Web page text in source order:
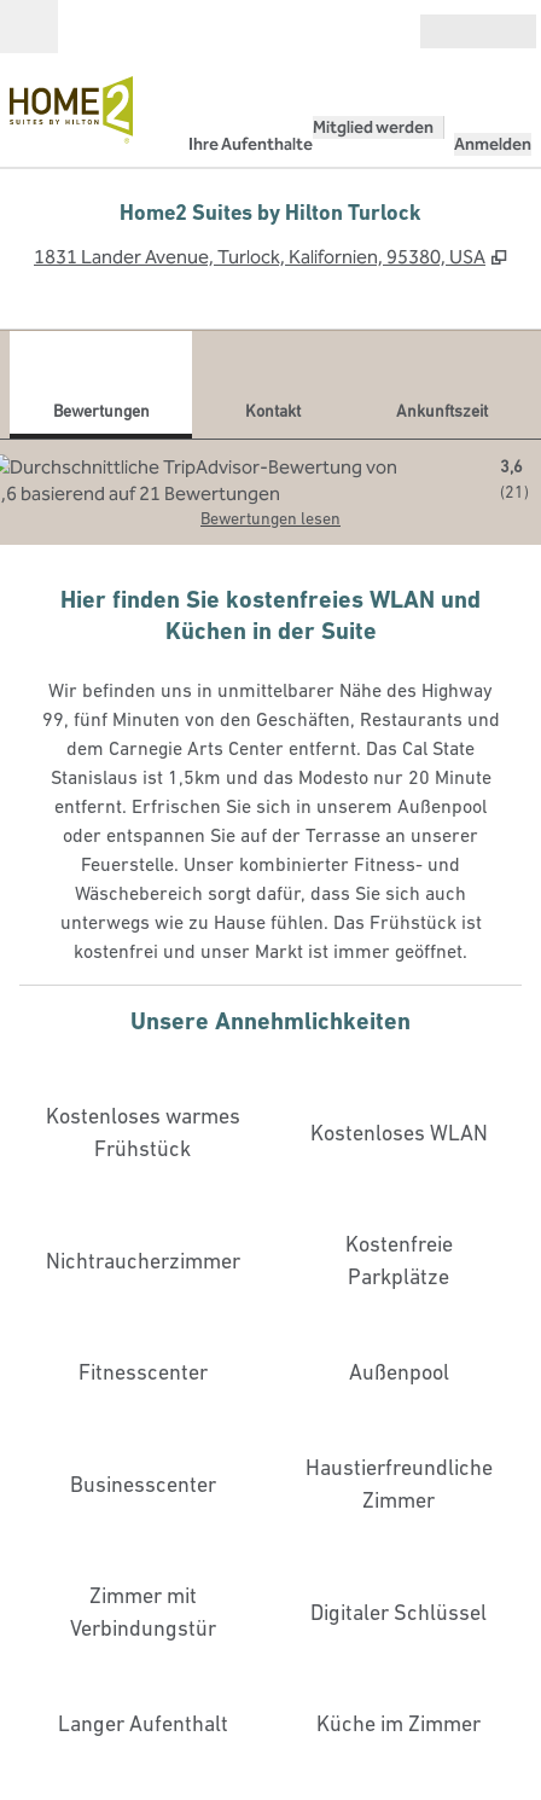
Ihre Aufenthalte
Mitglied werden
Anmelden
Home2 Suites by Hilton Turlock
1831 Lander Avenue, Turlock, Kalifornien, 95380, USA ,
Bewertungen Kontakt
Ankunftszeit
3,6
(21)
Bewertungen lesen
Hier finden Sie kostenfreies WLAN und
Küchen in der Suite
Wir befinden uns in unmittelbarer Nähe des Highway
99, fünf Minuten von den Geschäften, Restaurants und
dem Carnegie Arts Center entfernt. Das Cal State
Stanislaus ist 1,5km und das Modesto nur 20 Minute
entfernt. Erfrischen Sie sich in unserem Außenpool
oder entspannen Sie auf der Terrasse an unserer
Feuerstelle. Unser kombinierter Fitness- und
Wäschebereich sorgt dafür, dass Sie sich auch
unterwegs wie zu Hause fühlen. Das Frühstück ist
kostenfrei und unser Markt ist immer geöffnet.
Unsere Annehmlichkeiten
Kostenloses warmes
Frühstück
Kostenloses WLAN
Nichtraucher­zimmer
Kostenfreie
Parkplätze
Fitnesscenter Außenpool
Business­center
Haustier­freundliche
Zimmer
Zimmer mit
Verbindungstür
Digitaler Schlüssel
Langer Aufenthalt Küche im Zimmer